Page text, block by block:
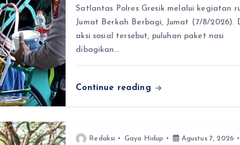
Satlantas Polres Gresik melalui kegiatan
Jumat Berkah Berbagi, Jumat (7/8/2026).
aksi sosial tersebut, puluhan paket nasi
dibagikan…
Continue reading
Redaksi Gaya Hidup Agustus 7, 2026